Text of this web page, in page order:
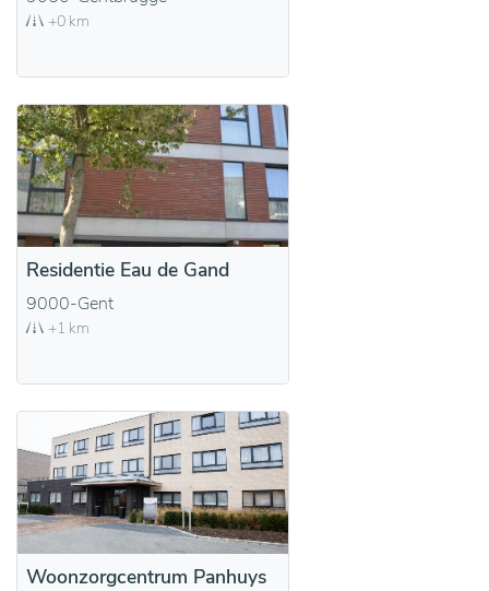
+0 km
Residentie Eau de Gand
9000-Gent
+1 km
Woonzorgcentrum Panhuys